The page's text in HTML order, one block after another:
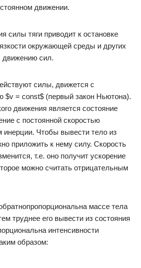
движении.
силы тяги приводит к остановке
окружающей среды и других
движению сил.
силы, движется с
$v = const$ (первый закон Ньютона).
движения является состояние
с постоянной скоростью
инерции. Чтобы вывести тело из
приложить к нему силу. Скорость
т.е. оно получит ускорение
можно считать отрицательным
массе тела
труднее его вывести из состояния
интенсивности
образом: